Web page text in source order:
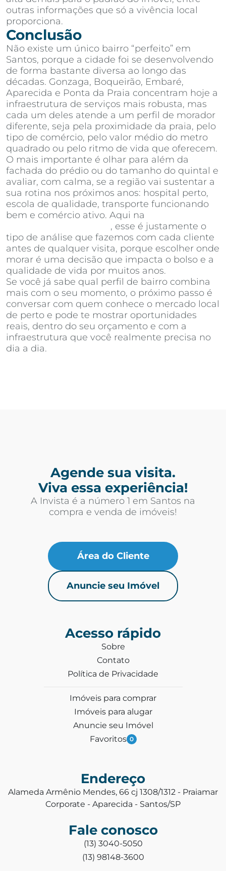
outras informações que só a vivência local
proporciona.
Conclusão
Não existe um único bairro “perfeito” em
Santos, porque a cidade foi se desenvolvendo
de forma bastante diversa ao longo das
décadas. Gonzaga, Boqueirão, Embaré,
Aparecida e Ponta da Praia concentram hoje a
infraestrutura de serviços mais robusta, mas
cada um deles atende a um perfil de morador
diferente, seja pela proximidade da praia, pelo
tipo de comércio, pelo valor médio do metro
quadrado ou pelo ritmo de vida que oferecem.
O mais importante é olhar para além da
fachada do prédio ou do tamanho do quintal e
avaliar, com calma, se a região vai sustentar a
sua rotina nos próximos anos: hospital perto,
escola de qualidade, transporte funcionando
bem e comércio ativo. Aqui na
, esse é justamente o
tipo de análise que fazemos com cada cliente
antes de qualquer visita, porque escolher onde
morar é uma decisão que impacta o bolso e a
qualidade de vida por muitos anos.
Se você já sabe qual perfil de bairro combina
mais com o seu momento, o próximo passo é
conversar com quem conhece o mercado local
de perto e pode te mostrar oportunidades
reais, dentro do seu orçamento e com a
infraestrutura que você realmente precisa no
dia a dia.
Agende sua visita.
Viva essa experiência!
A Invista é a número 1 em Santos na
compra e venda de imóveis!
Área do Cliente
Anuncie seu Imóvel
Acesso rápido
Sobre
Contato
Política de Privacidade
Imóveis para comprar
Imóveis para alugar
Anuncie seu Imóvel
Favoritos 0
Endereço
Alameda Armênio Mendes, 66 cj 1308/1312 - Praiamar
Corporate - Aparecida - Santos/SP
Fale conosco
(13) 3040-5050
(13) 98148-3600